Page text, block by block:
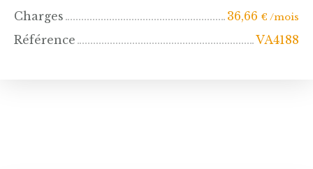
Charges
36,66 € /mois
Référence VA4188